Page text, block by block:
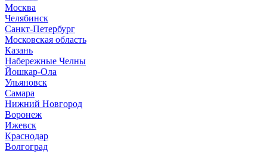
Москва
Челябинск
Санкт-Петербург
Московская область
Казань
Набережные Челны
Йошкар-Ола
Ульяновск
Самара
Нижний Новгород
Воронеж
Ижевск
Краснодар
Волгоград